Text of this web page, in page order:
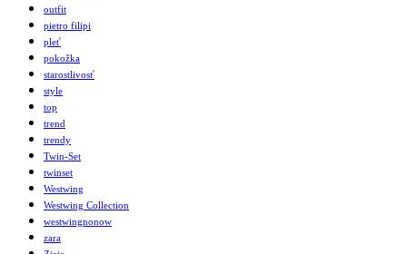
outfit
pietro filipi
pleť
pokožka
starostlivosť
style
top
trend
trendy
Twin-Set
twinset
Westwing
Westwing Collection
westwingnonow
zara